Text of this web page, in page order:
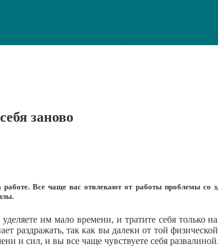
заново
Все чаще вас отвлекают от работы проблемы со
им мало времени, и тратите себя только
раздражать, так как вы далеки от той
и сил, и вы все чаще чувствуете себя развалиной.